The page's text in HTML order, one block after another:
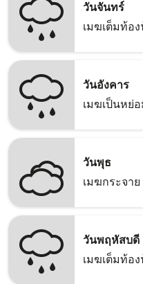
วันจันทร์
เมฆเต็มท้อง
วันอังคาร
เมฆเป็นหย่
วันพุธ
เมฆกระจาย
วันพฤหัสบดี
เมฆเต็มท้อง